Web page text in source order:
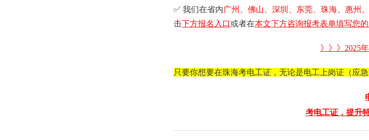
✅ 我们在省内广州、佛山、深圳、东莞、珠海、惠州
击下方报名入口或者在本文下方咨询报考表单填写您
》》》2025
只要你想要在珠海考电工证，无论是电工上岗证（应
考电工证，提升